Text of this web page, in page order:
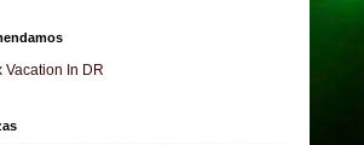
Vacation In DR